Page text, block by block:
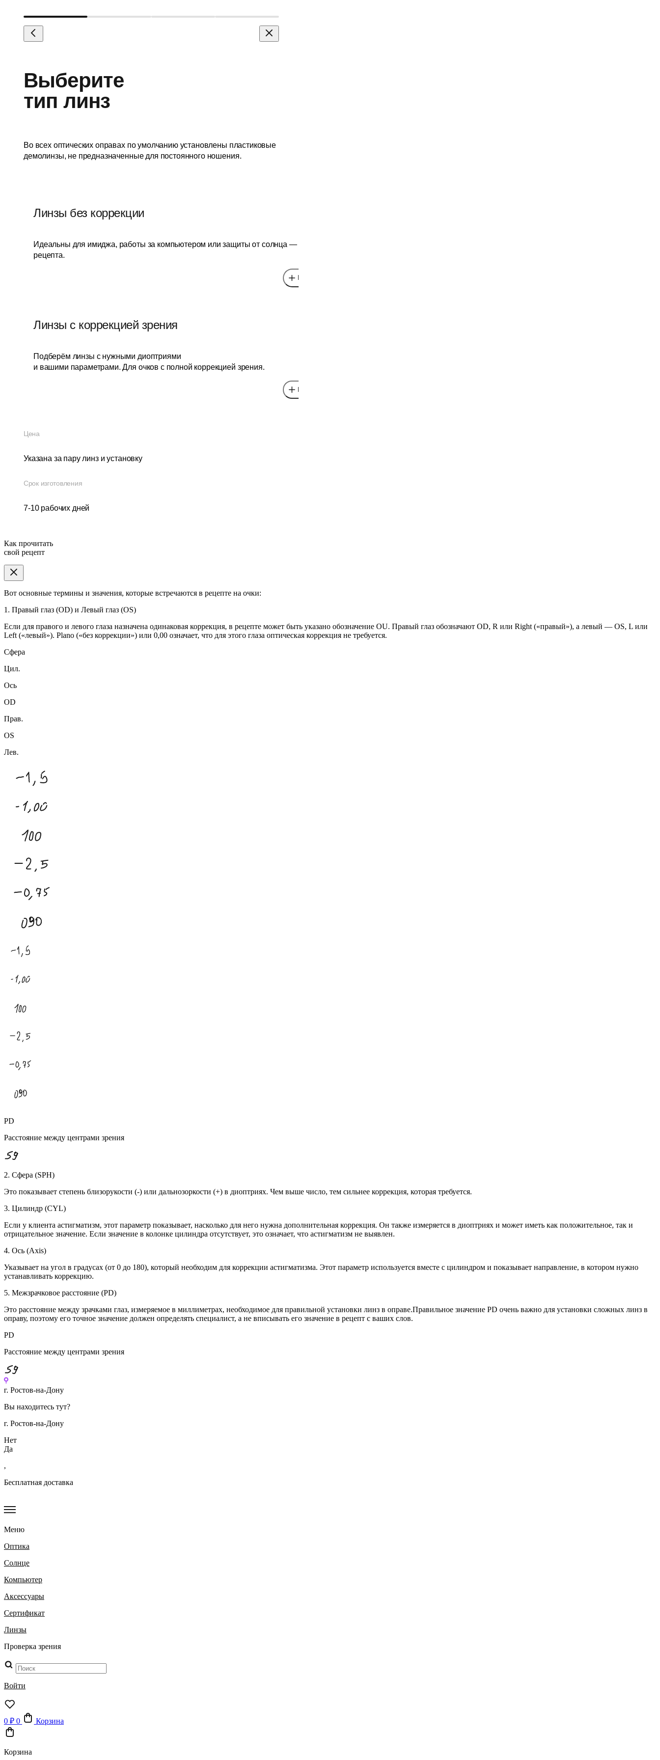
Выберите
тип линз
Во всех оптических оправах по умолчанию установлены пластиковые
демолинзы, не предназначенные для постоянного ношения.
Линзы без коррекции
Идеальны для имиджа, работы за компьютером или защиты от солнца — без
рецепта.
Линзы с коррекцией зрения
Подберём линзы с нужными диоптриями
и вашими параметрами. Для очков с полной коррекцией зрения.
Цена
Указана за пару линз и установку
Срок изготовления
7-10 рабочих дней
Как прочитать
свой рецепт
Вот основные термины и значения, которые встречаются в рецепте на очки:
1. Правый глаз (OD) и Левый глаз (OS)
Если для правого и левого глаза назначена одинаковая коррекция, в рецепте может быть указано обозначение OU. Правый глаз обозначают OD, R или Right («правый»), а левый — OS, L или
Left («левый»). Plano («без коррекции») или 0,00 означает, что для этого глаза оптическая коррекция не требуется.
Сфера
Цил.
Ось
OD
Прав.
OS
Лев.
PD
Расстояние между центрами зрения
2. Сфера (SPH)
Это показывает степень близорукости (-) или дальнозоркости (+) в диоптриях. Чем выше число, тем сильнее коррекция, которая требуется.
3. Цилиндр (CYL)
Если у клиента астигматизм, этот параметр показывает, насколько для него нужна дополнительная коррекция. Он также измеряется в диоптриях и может иметь как положительное, так и
отрицательное значение. Если значение в колонке цилиндра отсутствует, это означает, что астигматизм не выявлен.
4. Ось (Axis)
Указывает на угол в градусах (от 0 до 180), который необходим для коррекции астигматизма. Этот параметр используется вместе с цилиндром и показывает направление, в котором нужно
устанавливать коррекцию.
5. Межзрачковое расстояние (PD)
Это расстояние между зрачками глаз, измеряемое в миллиметрах, необходимое для правильной установки линз в оправе.Правильное значение PD очень важно для установки сложных линз в
оправу, поэтому его точное значение должен определять специалист, а не вписывать его значение в рецепт с ваших слов.
PD
Расстояние между центрами зрения
Перейти
к
г. Ростов-на-Дону
Вы находитесь тут?
г. Ростов-на-Дону
Нет
Да
,
Бесплатная доставка
Меню
Оптика
Солнце
Компьютер
Аксессуары
Сертификат
Линзы
Проверка зрения
Поиск
товаров
Войти
0 ₽ 0 Корзина
Корзина